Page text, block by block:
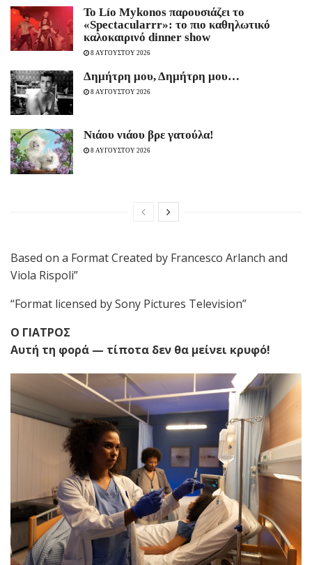
Το Lío Mykonos παρουσιάζει το
«Spectacularrr»: το πιο καθηλωτικό
καλοκαιρινό dinner show
8 ΑΥΓΟΥΣΤΟΥ 2026
Δημήτρη μου, Δημήτρη μου…
8 ΑΥΓΟΥΣΤΟΥ 2026
Νιάου νιάου βρε γατούλα!
8 ΑΥΓΟΥΣΤΟΥ 2026
Based on a Format Created by Francesco Arlanch and
Viola Rispoli”
“Format licensed by Sony Pictures Television”
Ο ΓΙΑΤΡΟΣ
Αυτή τη φορά — τίποτα δεν θα μείνει κρυφό!